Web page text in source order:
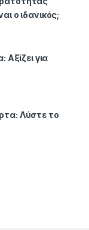
ο ιδανικός;
Αξίζει για
Λύστε το